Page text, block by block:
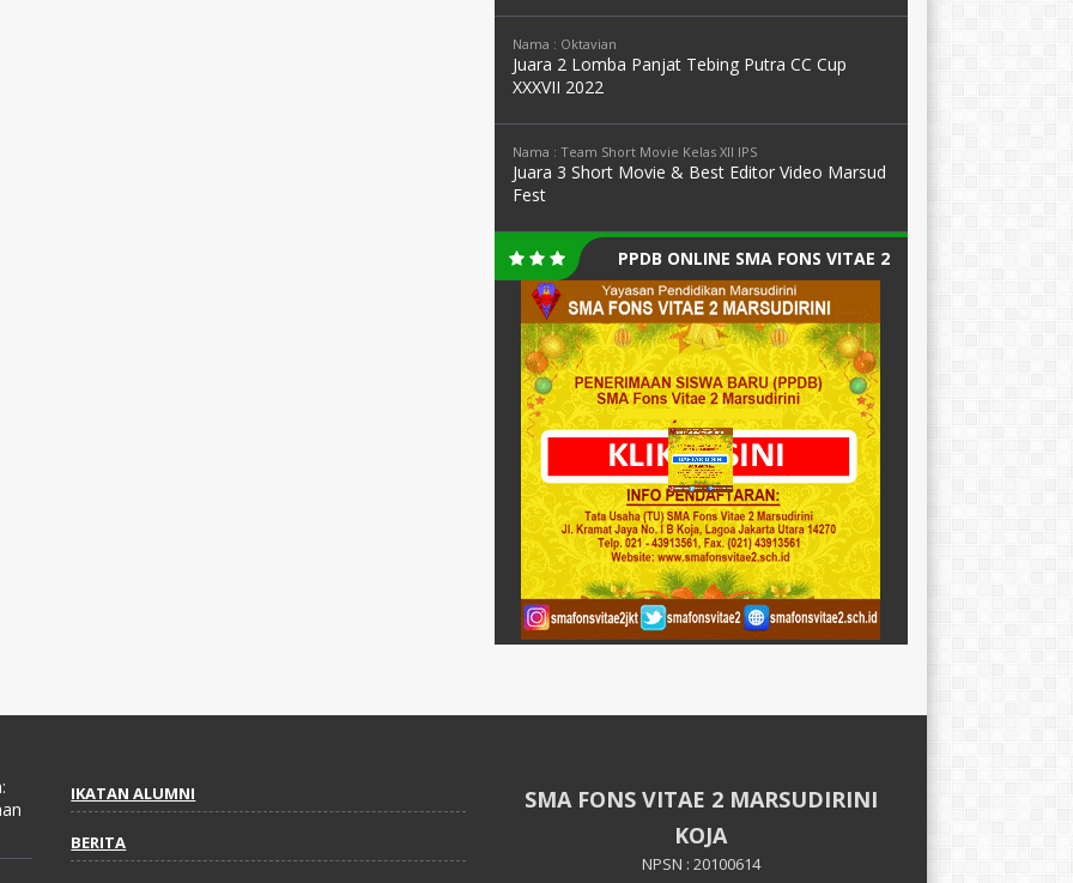
Nama : Oktavian
Juara 2 Lomba Panjat Tebing Putra CC Cup
XXXVII 2022
Nama : Team Short Movie Kelas XII IPS
Juara 3 Short Movie & Best Editor Video Marsud
Fest
PPDB ONLINE SMA FONS VITAE 2
IKATAN ALUMNI
BERITA
SMA FONS VITAE 2 MARSUDIRINI
KOJA
NPSN : 20100614